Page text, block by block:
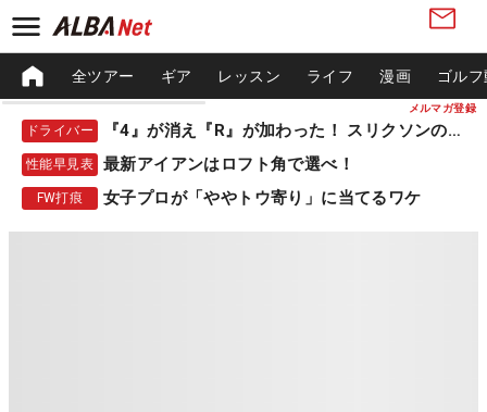
メルマガ登録
全ツアー ギア レッスン ライフ 漫画 ゴル
ドライバー 『4』が消え『R』が加わった！ スリクソンの新作
性能早見表 最新アイアンはロフト角で選べ！
FW打痕 女子プロが「ややトウ寄り」に当てるワケ